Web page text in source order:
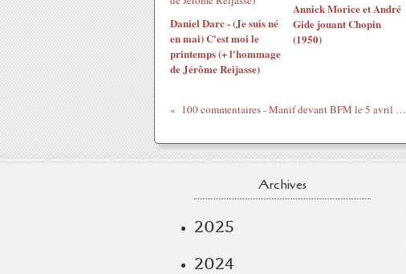
Daniel Darc - (Je suis né
en mai) C'est moi le
printemps (+ l'hommage
de Jérôme Reijasse)
Annick Morice et André
Gide jouant Chopin
(1950)
100 commentaires - Manif devant BFM le 5 avril 2011
Archives
2025
2024